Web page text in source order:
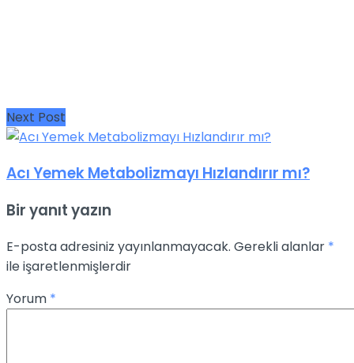
Next Post
Acı Yemek Metabolizmayı Hızlandırır mı?
Bir yanıt yazın
E-posta adresiniz yayınlanmayacak. Gerekli alanlar *
ile işaretlenmişlerdir
Yorum *